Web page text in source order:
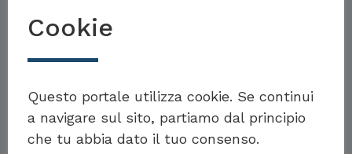
Obiettivi e misure per la lotta
contro il razzismo
Per saperne di più
Cookie
Questo portale utilizza cookie. Se continui
a navigare sul sito, partiamo dal principio
che tu abbia dato il tuo consenso.